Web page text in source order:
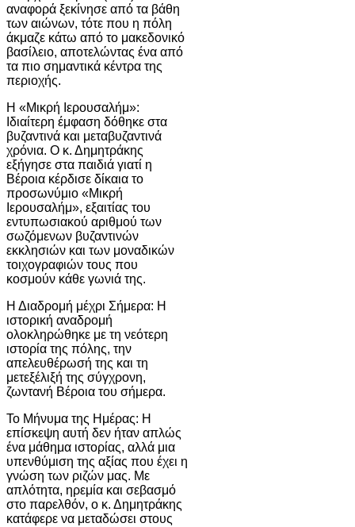
αναφορά ξεκίνησε από τα βάθη
των αιώνων, τότε που η πόλη
άκμαζε κάτω από το μακεδονικό
βασίλειο, αποτελώντας ένα από
τα πιο σημαντικά κέντρα της
περιοχής.
Η «Μικρή Ιερουσαλήμ»:
Ιδιαίτερη έμφαση δόθηκε στα
βυζαντινά και μεταβυζαντινά
χρόνια. Ο κ. Δημητράκης
εξήγησε στα παιδιά γιατί η
Βέροια κέρδισε δίκαια το
προσωνύμιο «Μικρή
Ιερουσαλήμ», εξαιτίας του
εντυπωσιακού αριθμού των
σωζόμενων βυζαντινών
εκκλησιών και των μοναδικών
τοιχογραφιών τους που
κοσμούν κάθε γωνιά της.
Η Διαδρομή μέχρι Σήμερα: Η
ιστορική αναδρομή
ολοκληρώθηκε με τη νεότερη
ιστορία της πόλης, την
απελευθέρωσή της και τη
μετεξέλιξή της σύγχρονη,
ζωντανή Βέροια του σήμερα.
Το Μήνυμα της Ημέρας: Η
επίσκεψη αυτή δεν ήταν απλώς
ένα μάθημα ιστορίας, αλλά μια
υπενθύμιση της αξίας που έχει η
γνώση των ριζών μας. Με
απλότητα, ηρεμία και σεβασμό
στο παρελθόν, ο κ. Δημητράκης
κατάφερε να μεταδώσει στους